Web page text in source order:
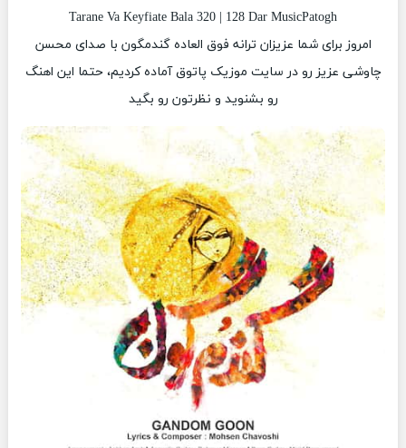
Tarane Va Keyfiate Bala 320 | 128 Dar MusicPatogh
امروز برای شما عزیزان ترانه فوق العاده گندمگون با صدای محسن
چاوشی عزیز رو در سایت موزیک پاتوق آماده کردیم، حتما این اهنگ
رو بشنوید و نظرتون رو بگید